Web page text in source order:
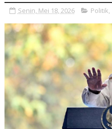
Senin, Mei 18, 2026 Politik,